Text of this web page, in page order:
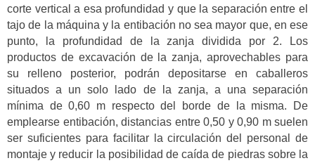
corte vertical a esa profundidad y que la separación entre el
tajo de la máquina y la entibación no sea mayor que, en ese
punto, la profundidad de la zanja dividida por 2. Los
productos de excavación de la zanja, aprovechables para
su relleno posterior, podrán depositarse en caballeros
situados a un solo lado de la zanja, a una separación
mínima de 0,60 m respecto del borde de la misma. De
emplearse entibación, distancias entre 0,50 y 0,90 m suelen
ser suficientes para facilitar la circulación del personal de
montaje y reducir la posibilidad de caída de piedras sobre la